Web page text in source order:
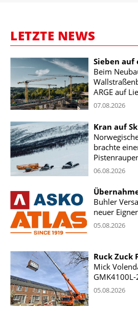
LETZTE NEWS
Sieben auf
Beim
ARGE auf
07.08.2026
Kran auf
brachte
06.08.2026
Buhler
neuer Eigner
05.08.2026
Ruck Zuck
Mick
05.08.2026